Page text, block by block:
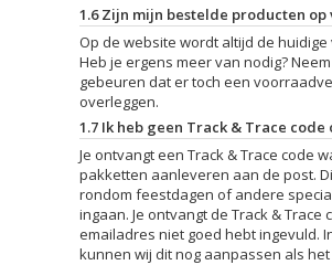
1.6 Zijn mijn bestelde producten op
Op de website wordt altijd de
Heb je ergens meer van nodig?
gebeuren dat er toch een
overleggen.
1.7 Ik heb geen Track & Trace code
Je ontvangt een Track & Trace code
pakketten aanleveren aan de post.
rondom feestdagen of andere
ingaan. Je ontvangt de Track &
emailadres niet goed hebt ingevuld.
kunnen wij dit nog aanpassen als